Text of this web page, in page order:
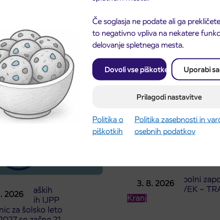
Če soglasja ne podate ali ga
to negativno vpliva na nekatere
delovanje spletnega mesta.
Dovoli vse piškotke Uporabi
Prilagodi nastavitve
Politika o
piškotkih
Politika zasebnosti in
osebnih podatkov
2026 dijaških
IJPP
za šolsko leto
3. 8. 2026
Obvestilo o popolni
ceste ČEŠNJEVEK –
Kranj